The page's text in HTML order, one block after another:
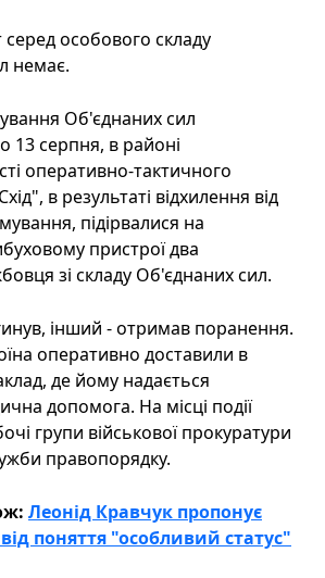
особового складу
немає.
Об'єднаних сил
13 серпня, в районі
оперативно-тактичного
в результаті відхилення від
підірвалися на
пристрої два
зі складу Об'єднаних сил.
інший - отримав поранення.
оперативно доставили в
де йому надається
допомога. На місці події
групи військової прокуратури
правопорядку.
Леонід Кравчук пропонує
поняття "особливий статус"